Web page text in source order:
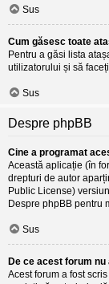
Sus
Cum găsesc toate
Pentru a găsi lista
utilizatorului și să
Sus
Despre phpBB
Cine a programat
Această aplicație (în
drepturi de autor
Public License)
Despre phpBB pentru
Sus
De ce acest forum
Acest forum a fost